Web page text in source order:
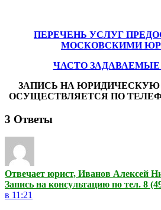
ПЕРЕЧЕНЬ УСЛУГ
МОСКОВСКИМИ
ЧАСТО
ЗАПИСЬ НА
ОСУЩЕСТВЛЯЕТСЯ ПО
3 Ответы
Отвечает юрист, Иванов Алексей
Запись на консультацию по тел. 8
в 11:21